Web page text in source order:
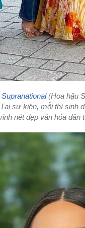
(Hoa hậu
sự kiện, mỗi thí sinh
nét đẹp văn hóa dân